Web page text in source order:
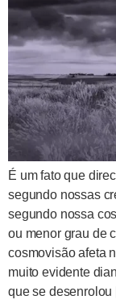
É um fato que
segundo nossas
segundo nossa
ou menor grau de
cosmovisão afeta
muito evidente
que se